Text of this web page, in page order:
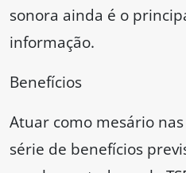
sonora ainda é o
informação.
Benefícios
Atuar como mesário
série de benefícios